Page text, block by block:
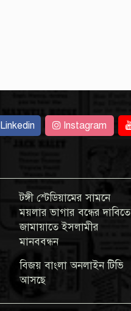
Linkedin Instagram
টঙ্গী স্টেডিয়ামের সামনে
ময়লার ভাগার বন্ধের দাবিতে
জামায়াতে ইসলামীর
মানববন্ধন
বিজয় বাংলা অনলাইন টিভি
আসছে